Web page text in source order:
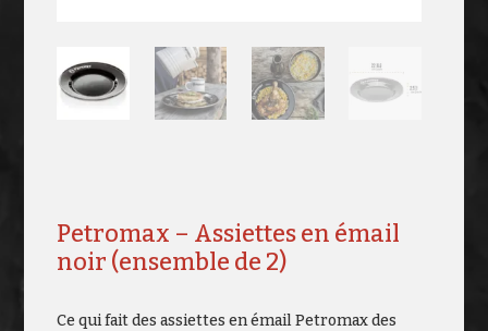
Petromax – Assiettes en émail
noir (ensemble de 2)
Ce qui fait des assiettes en émail Petromax des